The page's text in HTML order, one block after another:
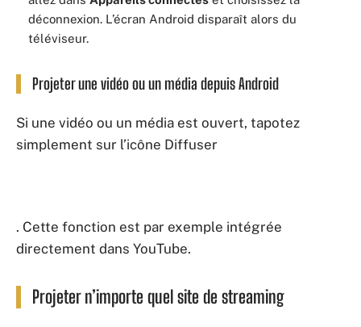
déconnexion. L’écran Android disparaît alors du
téléviseur.
Projeter une vidéo ou un média depuis Android
Si une vidéo ou un média est ouvert, tapotez
simplement sur l’icône Diffuser
. Cette fonction est par exemple intégrée
directement dans YouTube.
Projeter n’importe quel site de streaming